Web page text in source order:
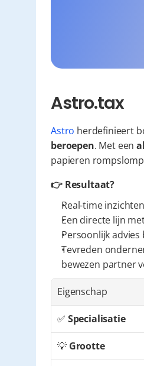
Astro.tax
Astro herdefinieert
beroepen. Met een
papieren
👉 Resultaat?
Real-time
Een directe lijn
Persoonlijk advies
Tevreden
bewezen partner
Eigenschap
✅ Specialisatie
💡 Grootte